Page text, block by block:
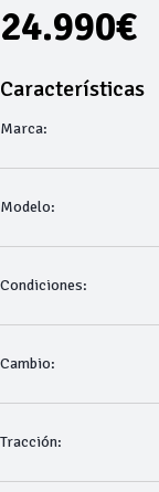
24.990€
Características
Marca:
Modelo:
Condiciones:
Cambio:
Tracción: